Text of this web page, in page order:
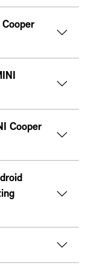
Cooper